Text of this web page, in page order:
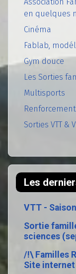
Association
en quelques
Cinéma
Fablab,
Gym douce
Les Sorties
Multisports
Sorties VTT &
Les
VTT -
Sortie
sciences
/!\ Familles
Site